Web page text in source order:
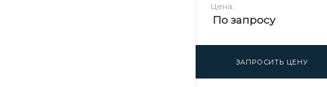
Цена:
По запросу
ЗАПРОСИТЬ ЦЕНУ